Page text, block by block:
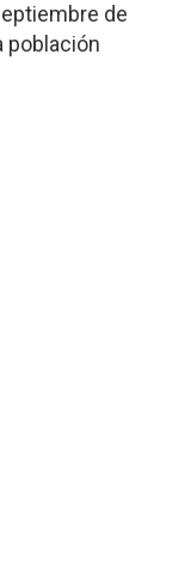
de
población